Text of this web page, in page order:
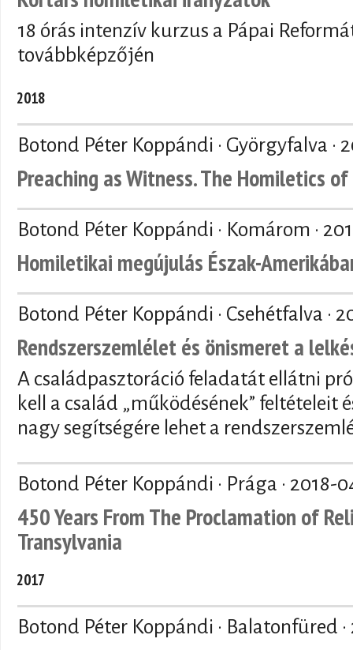
18 órás intenzív kurzus a Pápai
továbbképzőjén
2018
Botond Péter Koppándi · Györgyfalva ·
Preaching as Witness. The Homiletics of
Botond Péter Koppándi · Komárom ·
Homiletikai megújulás Észak-
Botond Péter Koppándi · Csehétfalva ·
Rendszerszemlélet és önismeret a
A családpasztoráció feladatát ellátni
kell a család „működésének” feltételeit
nagy segítségére lehet a
Botond Péter Koppándi · Prága · 2018-
450 Years From The Proclamation of
Transylvania
2017
Botond Péter Koppándi · Balatonfüred ·